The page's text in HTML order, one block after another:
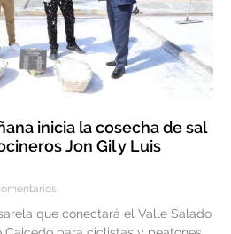
inicia la cosecha de sal
Jon Gil y Luis
que conectará el Valle Salado